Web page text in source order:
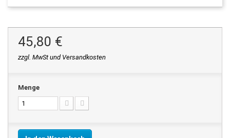
45,80 €
zzgl. MwSt und Versandkosten
Menge